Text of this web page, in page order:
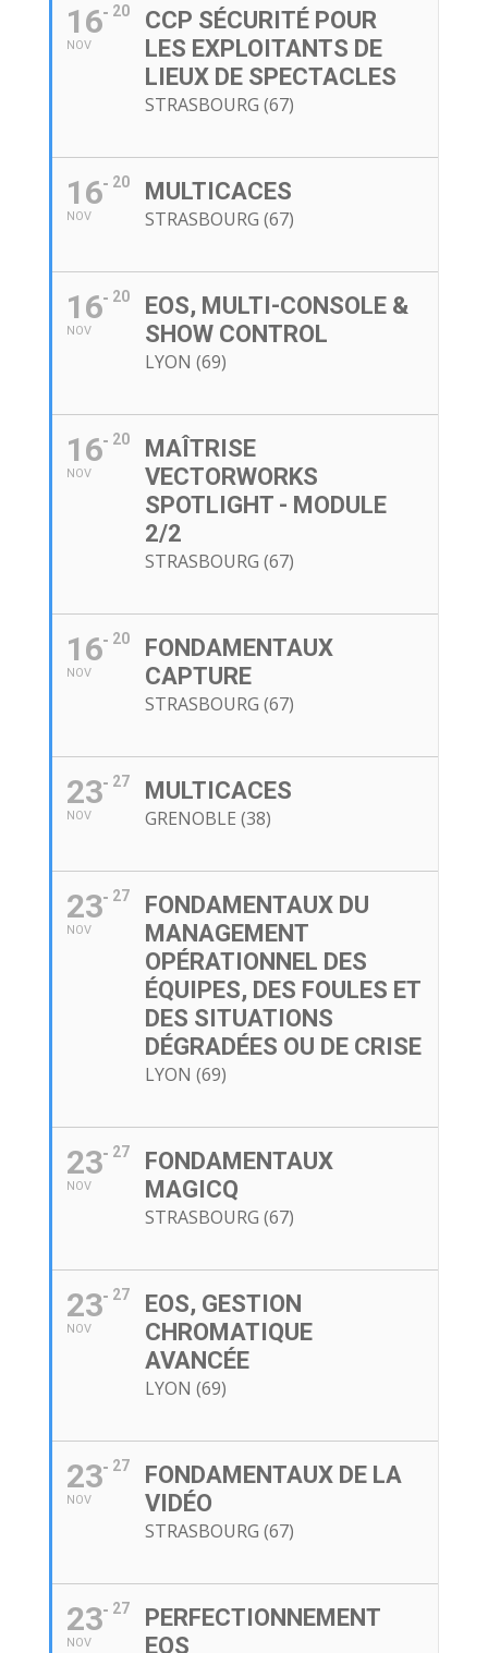
16
NOV
20
CCP SÉCURITÉ POUR
LES EXPLOITANTS DE
LIEUX DE SPECTACLES
STRASBOURG (67)
16
NOV
20 MULTICACES
STRASBOURG (67)
16
NOV
20
EOS, MULTI-CONSOLE &
SHOW CONTROL
LYON (69)
16
NOV
20
MAÎTRISE
VECTORWORKS
SPOTLIGHT - MODULE
2/2
STRASBOURG (67)
16
NOV
20
FONDAMENTAUX
CAPTURE
STRASBOURG (67)
23
NOV
27 MULTICACES
GRENOBLE (38)
23
NOV
27
FONDAMENTAUX DU
MANAGEMENT
OPÉRATIONNEL DES
ÉQUIPES, DES FOULES ET
DES SITUATIONS
DÉGRADÉES OU DE CRISE
LYON (69)
23
NOV
27
FONDAMENTAUX
MAGICQ
STRASBOURG (67)
23
NOV
27
EOS, GESTION
CHROMATIQUE
AVANCÉE
LYON (69)
23
NOV
27
FONDAMENTAUX DE LA
VIDÉO
STRASBOURG (67)
23
NOV
27
PERFECTIONNEMENT
EOS